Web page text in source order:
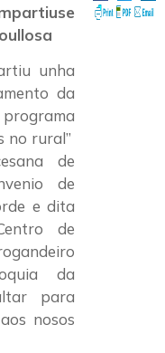
unha
da
programa
no rural”
de
de
e dita
de
da
para
nosos